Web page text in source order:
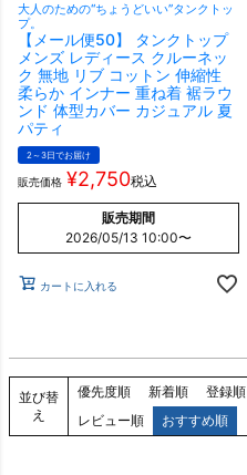
大人のための“ちょうどいい”タンクトッ
プ。
【メール便50】 タンクトップ
メンズ レディース クルーネッ
ク 無地 リブ コットン 伸縮性
柔らか インナー 重ね着 裾ラウ
ンド 体型カバー カジュアル 夏
パティ
2～3日でお届け
販売価格 ¥2,750税込
販売期間
2026/05/13 10:00〜
カートに入れる
並び替
え
優先度順 新着順 登録順
レビュー順
おすすめ順